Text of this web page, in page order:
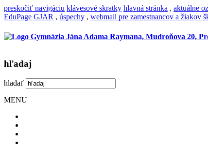
preskočiť navigáciu klávesové skratky hlavná stránka , aktuálne
EduPage GJAR , úspechy , webmail pre zamestnancov a žiakov
hľadaj
hladať
MENU